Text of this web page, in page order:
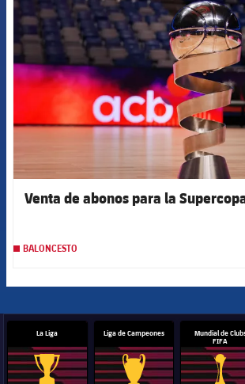
Venta de abonos para la
BALONCESTO
La Liga Liga de Campeones
Mundial de
FIFA